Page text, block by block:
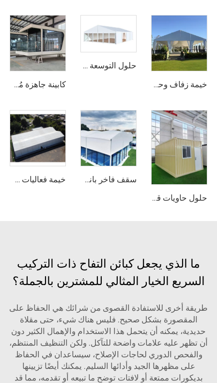
خيمة زفاف وحدوية | خيمة مناسبات مقاومة للعوامل الجوية وتجميعها سريع لمجموعة حلول تجارية للحفلات والمهرجانات
حلول التوسعة الوحداتية للمستودعات في المشاريع الصناعية | خيمة تخزين من PVC مقاومة للحريق لتوسيع الطاقة الإنتاجية للمصانع
كابينة جاهزة مُجهَّزة بالكامل على شكل كبسولة | كابينة غرفة فندقية عصرية قابلة للنشر السريع
حلول حاويات قابلة للطي بمقاس 20 قدمًا معبَّأة بشكل مسطّح | منزل معدني معياري متين جدًّا لمكتب الموقع ومشاريع التخزين الصناعي
سقف فاخر بانورامي من الألومنيوم لملاعب البدل | مظلة رياضية خارجية قابلة للتخصيص وفق نظام وحدات لمشاريع الأندية الفاخرة لكرة المضرب خيمة فعاليات حسب الطلب (OEM) مع طباعة الشعار | هيكل وحداتي قابل للتجميع السريع لمواقع الحفلات والمهرجانات الخارجية الكبيرة
ما الذي يجعل كبائن التفاح ذات التركيب
السريع الخيار المثالي للمشترين بالجملة؟
طريقة أخرى للاستفادة القصوى من شرائك هي الحفاظ على
المقصورة بشكل صحيح. فليس هناك شيء، حتى مقلاة
حديدية، يمكنه أن يتحمل هذا الاستخدام والإهمال الكثير دون
أن تظهر عليه علامات واضحة للتآكل. ولكن التنظيف المنتظم،
والفحص الدوري لحاجات الإصلاح، سيساعدان في الحفاظ
على مظهرها الجيد وأدائها السليم. يمكنك أيضًا تزيينها
بديكورات ممتعة أو لافتات توضح ما تبيعه أو تقدمه، مما قد